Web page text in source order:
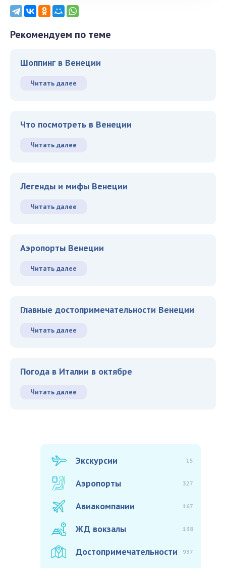
Рекомендуем по теме
Шоппинг в Венеции
Читать далее
Что посмотреть в Венеции
Читать далее
Легенды и мифы Венеции
Читать далее
Аэропорты Венеции
Читать далее
Главные достопримечательности Венеции
Читать далее
Погода в Италии в октябре
Читать далее
Экскурсии 15
Аэропорты 327
Авиакомпании 167
ЖД вокзалы 138
Достопримечательности 937